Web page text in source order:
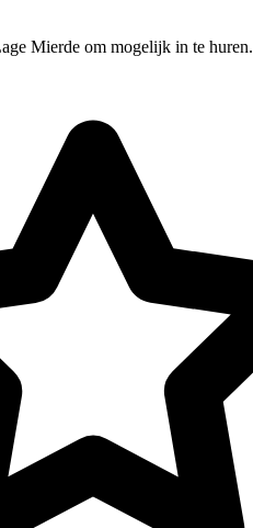
Mierde om mogelijk in te huren.